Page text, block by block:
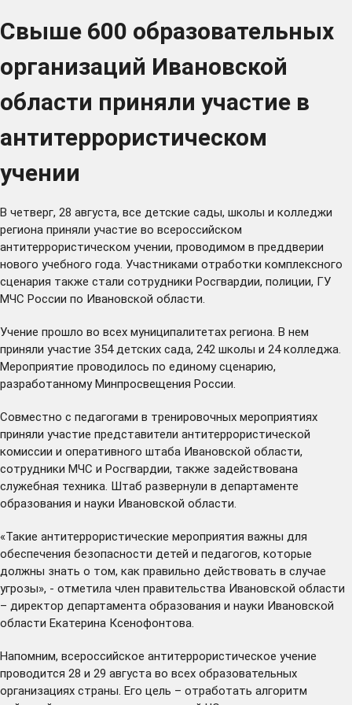
Свыше 600 образовательных
организаций Ивановской
области приняли участие в
антитеррористическом
учении
В четверг, 28 августа, все детские сады, школы и колледжи
региона приняли участие во всероссийском
антитеррористическом учении, проводимом в преддверии
нового учебного года. Участниками отработки комплексного
сценария также стали сотрудники Росгвардии, полиции, ГУ
МЧС России по Ивановской области.
Учение прошло во всех муниципалитетах региона. В нем
приняли участие 354 детских сада, 242 школы и 24 колледжа.
Мероприятие проводилось по единому сценарию,
разработанному Минпросвещения России.
Совместно с педагогами в тренировочных мероприятиях
приняли участие представители антитеррористической
комиссии и оперативного штаба Ивановской области,
сотрудники МЧС и Росгвардии, также задействована
служебная техника. Штаб развернули в департаменте
образования и науки Ивановской области.
«Такие антитеррористические мероприятия важны для
обеспечения безопасности детей и педагогов, которые
должны знать о том, как правильно действовать в случае
угрозы», - отметила член правительства Ивановской области
– директор департамента образования и науки Ивановской
области Екатерина Ксенофонтова.
Напомним, всероссийское антитеррористическое учение
проводится 28 и 29 августа во всех образовательных
организациях страны. Его цель – отработать алгоритм